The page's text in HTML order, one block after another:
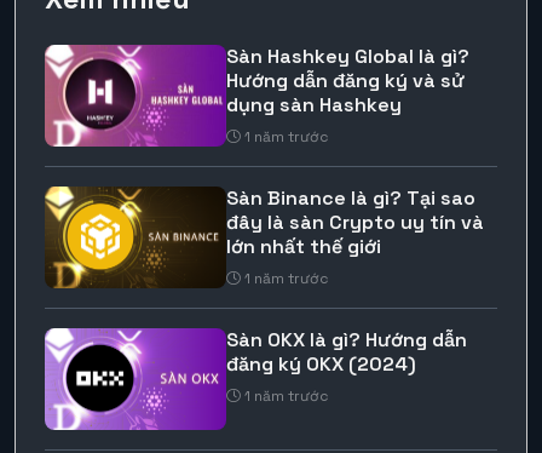
Sàn Hashkey Global là gì?
Hướng dẫn đăng ký và sử
dụng sàn Hashkey
1 năm trước
Sàn Binance là gì? Tại sao
đây là sàn Crypto uy tín và
lớn nhất thế giới
1 năm trước
Sàn OKX là gì? Hướng dẫn
đăng ký OKX (2024)
1 năm trước